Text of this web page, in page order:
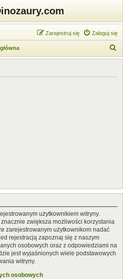
Zaloguj się
Zarejestruj się
z
użytkownikiem witryny.
zwiększa możliwości korzystania
zarejestrowanym użytkownikom nadać
rejestracją zapoznaj się z naszym
osobowych oraz z odpowiedziami na
jest wyjaśnionych wiele podstawowych
witryny.
osobowych